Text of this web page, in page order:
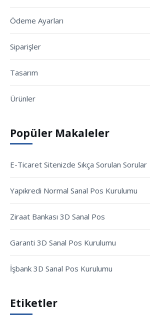
Ödeme Ayarları
Siparişler
Tasarım
Ürünler
Popüler Makaleler
E-Ticaret Sitenizde Sıkça Sorulan Sorular
Yapıkredi Normal Sanal Pos Kurulumu
Ziraat Bankası 3D Sanal Pos
Garanti 3D Sanal Pos Kurulumu
İşbank 3D Sanal Pos Kurulumu
Etiketler